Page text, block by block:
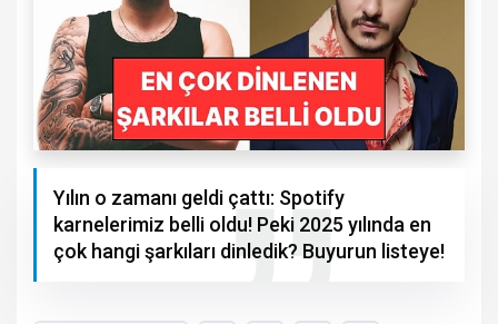
Yılın o zamanı geldi çattı: Spotify
karnelerimiz belli oldu! Peki 2025 yılında en
çok hangi şarkıları dinledik? Buyurun listeye!